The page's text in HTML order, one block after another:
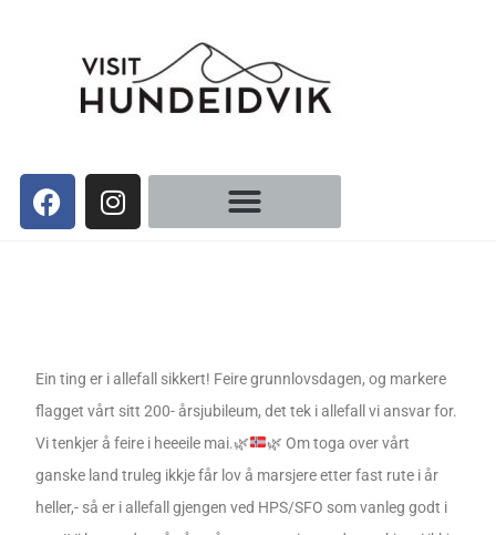
Ein ting er i allefall sikkert! Feire grunnlovsdagen, og markere
flagget vårt sitt 200- årsjubileum, det tek i allefall vi ansvar for.
Vi tenkjer å feire i heeeile mai.🌿 🌿 Om toga over vårt
ganske land truleg ikkje får lov å marsjere etter fast rute i år
heller,- så er i allefall gjengen ved HPS/SFO som vanleg godt i